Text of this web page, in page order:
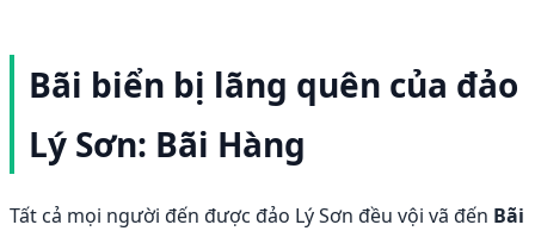
Bãi biển bị lãng quên của đảo
Lý Sơn: Bãi Hàng
Tất cả mọi người đến được đảo Lý Sơn đều vội vã đến Bãi